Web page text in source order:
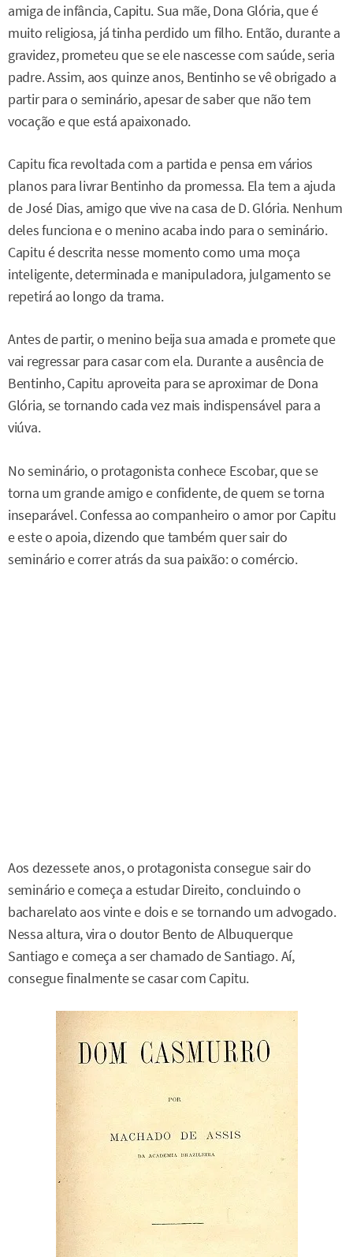
amiga de infância, Capitu. Sua mãe, Dona Glória, que é
muito religiosa, já tinha perdido um filho. Então, durante a
gravidez, prometeu que se ele nascesse com saúde, seria
padre. Assim, aos quinze anos, Bentinho se vê obrigado a
partir para o seminário, apesar de saber que não tem
vocação e que está apaixonado.
Capitu fica revoltada com a partida e pensa em vários
planos para livrar Bentinho da promessa. Ela tem a ajuda
de José Dias, amigo que vive na casa de D. Glória. Nenhum
deles funciona e o menino acaba indo para o seminário.
Capitu é descrita nesse momento como uma moça
inteligente, determinada e manipuladora, julgamento se
repetirá ao longo da trama.
Antes de partir, o menino beija sua amada e promete que
vai regressar para casar com ela. Durante a ausência de
Bentinho, Capitu aproveita para se aproximar de Dona
Glória, se tornando cada vez mais indispensável para a
viúva.
No seminário, o protagonista conhece Escobar, que se
torna um grande amigo e confidente, de quem se torna
inseparável. Confessa ao companheiro o amor por Capitu
e este o apoia, dizendo que também quer sair do
seminário e correr atrás da sua paixão: o comércio.
Aos dezessete anos, o protagonista consegue sair do
seminário e começa a estudar Direito, concluindo o
bacharelato aos vinte e dois e se tornando um advogado.
Nessa altura, vira o doutor Bento de Albuquerque
Santiago e começa a ser chamado de Santiago. Aí,
consegue finalmente se casar com Capitu.